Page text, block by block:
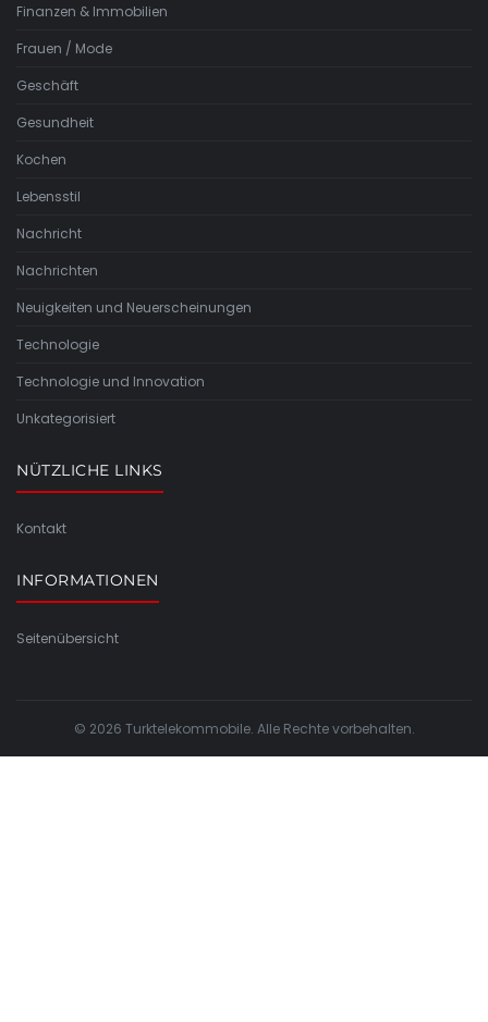
Finanzen & Immobilien
Frauen / Mode
Geschäft
Gesundheit
Kochen
Lebensstil
Nachricht
Nachrichten
Neuigkeiten und Neuerscheinungen
Technologie
Technologie und Innovation
Unkategorisiert
NÜTZLICHE LINKS
Kontakt
INFORMATIONEN
Seitenübersicht
© 2026 Turktelekommobile. Alle Rechte vorbehalten.